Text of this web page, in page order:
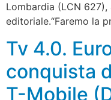
Lombardia (LCN
editoriale.“Faremo la
Tv 4.0.
conquista
T-Mobile